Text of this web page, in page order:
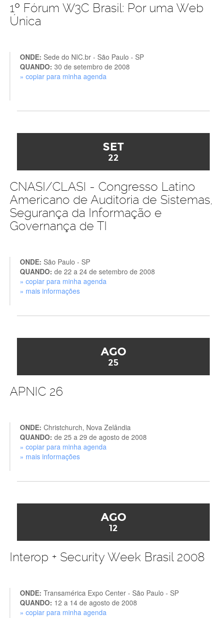
1º Fórum W3C Brasil: Por uma Web
Única
ONDE: Sede do NIC.br - São Paulo - SP
QUANDO: 30 de setembro de 2008
» copiar para minha agenda
SET
22
CNASI/CLASI - Congresso Latino
Americano de Auditoria de Sistemas,
Segurança da Informação e
Governança de TI
ONDE: São Paulo - SP
QUANDO: de 22 a 24 de setembro de 2008
» copiar para minha agenda
» mais informações
AGO
25
APNIC 26
ONDE: Christchurch, Nova Zelândia
QUANDO: de 25 a 29 de agosto de 2008
» copiar para minha agenda
» mais informações
AGO
12
Interop + Security Week Brasil 2008
ONDE: Transamérica Expo Center - São Paulo - SP
QUANDO: 12 a 14 de agosto de 2008
» copiar para minha agenda